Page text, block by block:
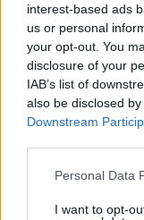
interest-based ads
us or personal
your opt-out. You
disclosure of your
IAB’s list of
also be disclosed
Downstream
Please note that
not limited to your
Personal Data
I want to opt-
να τον
06.08.2026, 15:36